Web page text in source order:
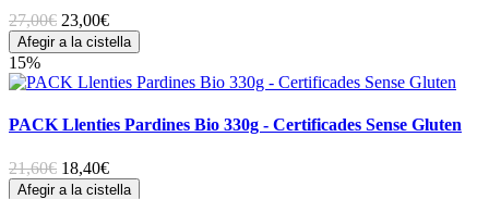
27,00€ 23,00€
Afegir a la cistella
15%
PACK Llenties Pardines Bio 330g - Certificades Sense Gluten
21,60€ 18,40€
Afegir a la cistella